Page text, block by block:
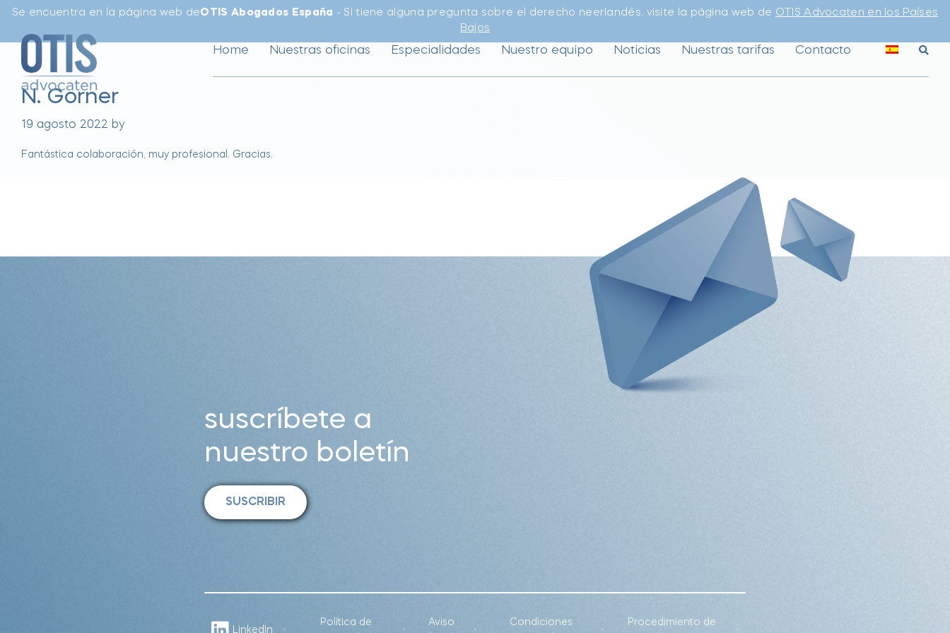
Se encuentra en la página web deOTIS Abogados España - Si tiene alguna pregunta sobre el derecho neerlandés, visite la página web de OTIS Advocaten en los Países
Bajos
Home Nuestras oficinas Especialidades Nuestro equipo Noticias Nuestras tarifas Contacto
N. Gorner
19 agosto 2022 by
Fantástica colaboración, muy profesional. Gracias.
suscríbete a
nuestro boletín
LinkedIn
Política de Aviso Condiciones Procedimiento de